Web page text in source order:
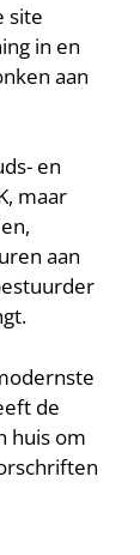
site
in en
aan
en
maar
aan
de
huis om